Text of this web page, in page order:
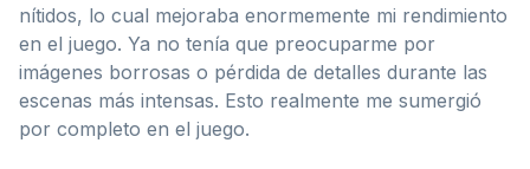
nítidos, lo cual mejoraba enormemente mi rendimiento
en el juego. Ya no tenía que preocuparme por
imágenes borrosas o pérdida de detalles durante las
escenas más intensas. Esto realmente me sumergió
por completo en el juego.